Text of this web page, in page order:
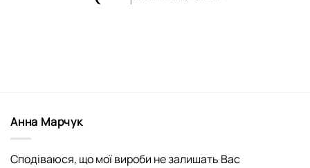
Анна Марчук
Сподіваюся, що мої вироби не залишать Вас